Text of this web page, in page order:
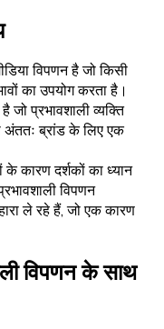
विपणन है जो किसी
का उपयोग करता है।
प्रभावशाली व्यक्ति
अंततः ब्रांड के लिए एक
कारण दर्शकों का ध्यान
विपणन
ले रहे हैं, जो एक कारण
विपणन के साथ